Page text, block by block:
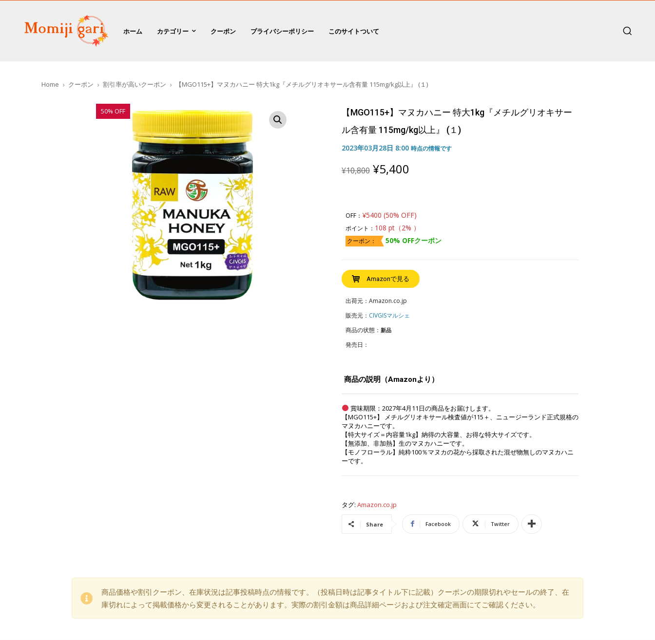
ホーム カテゴリー クーポン プライバシーポリシー このサイトついて
Home クーポン 割引率が高いクーポン 【MGO115+】マヌカハニー 特大1kg『メチルグリオキサール含有量 115mg/kg以上』 (１)
50% OFF
【MGO115+】マヌカハニー 特大1kg『メチルグリオキサー
ル含有量 115mg/kg以上』 (１)
2023年03月28日 8:00 時点の情報です
¥10,800 Original
price
¥5,400
OFF： ¥5400 (50% OFF)
ポイント： 108 pt（2% ）
クーポン： 50% OFFクーポン
Amazonで見る
出荷元：Amazon.co.jp
販売元： CIVGISマルシェ
商品の状態： 新品
発売日：
商品の説明（Amazonより）
賞味期限：2027年4月11日の商品をお届けします。
【MGO115+】 メチルグリオキサール検査値が115＋、ニュージーランド正式規格の
マヌカハニーです。
【特大サイズ＝内容量1kg】納得の大容量、お得な特大サイズです。
【無添加、非加熱】生のマヌカハニーです。
【モノフローラル】純粋100％マヌカの花から採取された混ぜ物無しのマヌカハニ
ーです。
タグ: Amazon.co.jp
Share Facebook Twitter
商品価格や割引クーポン、在庫状況は記事投稿時点の情報です。（投稿日時は記事タイトル下に記載）クーポンの期限切れやセールの終了、在
庫切れによって掲載価格から変更されることがあります。実際の割引金額は商品詳細ページおよび注文確定画面にてご確認ください。